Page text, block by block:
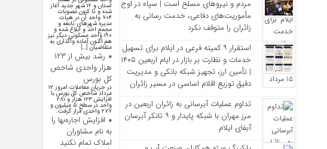
مردم و نیروهای مسلح است | سپاه در اوج
مأموریت‌های دفاعی، خدمت‌ رسانی به
زائران را متوقف نکرد
استقرار ۹ کمیته فرعی در ایلام برای تسهیل
خدمات و نظارت بر بازار در ایام اربعین ۱۴۰۵
| تأمین ارز، تجهیز شبکه بانکی و مدیریت
دقیق توزیع اقلام اساسی در مسیر زائران
تداوم عملیات آبرسانی به زائران اربعین در
مرز مهران با شبکه پایدار و ۹ تانکر آبرسان
آبفای ایلام
استان و ۱۲ شهر جدید آغاز
شده و تا کنون مصوبات
۷۰۴ واحد آن در هیات
مدیره شهرهای تابعه و
مجمع اخذ و ابلاغ شده و
۱۹۰ واحد مسکونی دیگر نیز
هم اکنون آماده واگذاری به
متقاضیان […]
رشد بیش از ۱۲۳
هزار واحدی شاخص
کل بورس
در جریان معاملات امروز ۱۲
مرداد شاخص کل بورس با
افزایش ۱۲۳ هزار و ۲۸۱
واحد در سطح ۵ میلیون و
۲۷۷ واحدی قرار گرفت.
افزایش اجاره‌بها را
به نام مشاوران
املاک تمام نکنید